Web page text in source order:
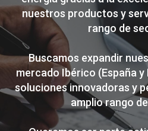
nuestros productos y
rango de
Buscamos expandir
mercado Ibérico (España
soluciones innovadoras y
amplio rango